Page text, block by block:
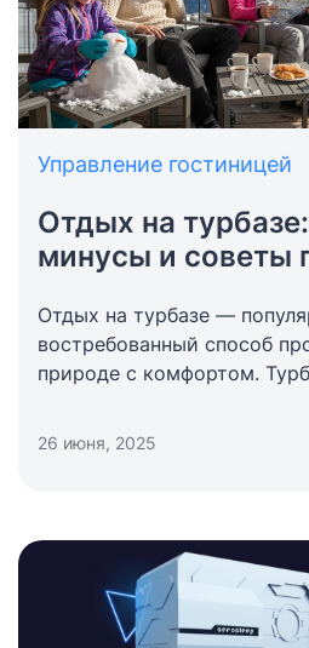
Управление гостиницей
Отдых на
минусы и советы
Отдых на турбазе —
востребованный способ
природе с комфортом.
досуга на свежем воздухе,
располагаются в
26 июня, 2025